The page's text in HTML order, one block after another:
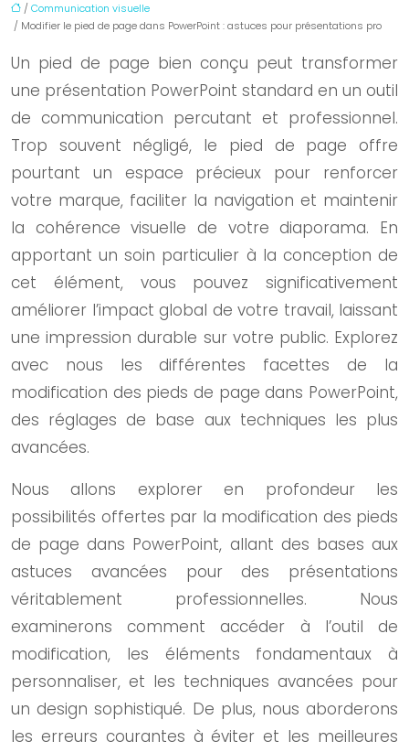
/Communication visuelle
/ Modifier le pied de page dans PowerPoint : astuces pour présentations pro
Un pied de page bien conçu peut transformer
une présentation PowerPoint standard en un outil
de communication percutant et professionnel.
Trop souvent négligé, le pied de page offre
pourtant un espace précieux pour renforcer
votre marque, faciliter la navigation et maintenir
la cohérence visuelle de votre diaporama. En
apportant un soin particulier à la conception de
cet élément, vous pouvez significativement
améliorer l’impact global de votre travail, laissant
une impression durable sur votre public. Explorez
avec nous les différentes facettes de la
modification des pieds de page dans PowerPoint,
des réglages de base aux techniques les plus
avancées.
Nous allons explorer en profondeur les
possibilités offertes par la modification des pieds
de page dans PowerPoint, allant des bases aux
astuces avancées pour des présentations
véritablement professionnelles. Nous
examinerons comment accéder à l’outil de
modification, les éléments fondamentaux à
personnaliser, et les techniques avancées pour
un design sophistiqué. De plus, nous aborderons
les erreurs courantes à éviter et les meilleures